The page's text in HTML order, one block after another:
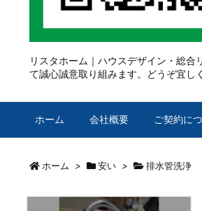
リスタホーム｜ハウスデザイン・総
て誠心誠意取り組みます。どうぞ宜し
ホーム 会社概要 ご契約に
ホーム > 安い > 排水管洗浄